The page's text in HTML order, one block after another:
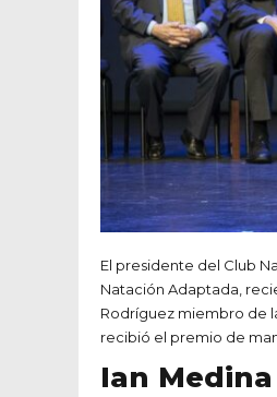
El presidente del Club
Natación Adaptada,
Rodríguez miembro de
recibió el premio de
Ian